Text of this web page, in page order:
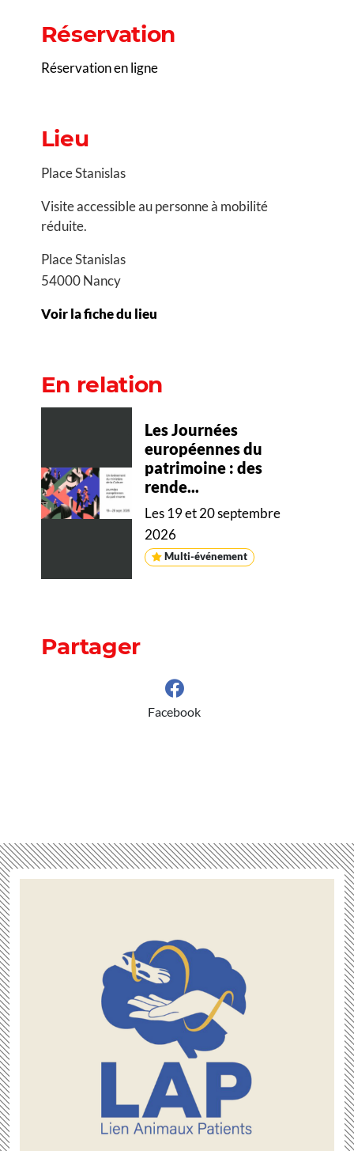
Réservation
Réservation en ligne
Lieu
Place Stanislas
Visite accessible au personne à mobilité
réduite.
Place Stanislas
54000 Nancy
Voir la fiche du lieu
En relation
Les Journées
européennes du
patrimoine : des
rende...
Les 19 et 20 septembre
2026
Multi-événement
Partager
Facebook